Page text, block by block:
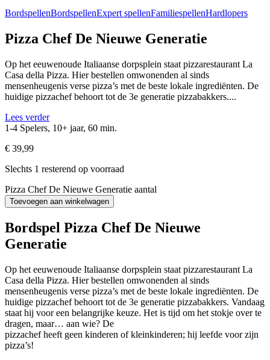
BordspellenBordspellenExpert spellenFamiliespellenHardlopers
Pizza Chef De Nieuwe Generatie
Op het eeuwenoude Italiaanse dorpsplein staat pizzarestaurant La
Casa della Pizza. Hier bestellen omwonenden al sinds
mensenheugenis verse pizza’s met de beste lokale ingrediënten. De
huidige pizzachef behoort tot de 3e generatie pizzabakkers....
Lees verder
1-4 Spelers, 10+ jaar, 60 min.
€ 39,99
Slechts 1 resterend op voorraad
Pizza Chef De Nieuwe Generatie aantal
Toevoegen aan winkelwagen
Bordspel Pizza Chef De Nieuwe
Generatie
Op het eeuwenoude Italiaanse dorpsplein staat pizzarestaurant La
Casa della Pizza. Hier bestellen omwonenden al sinds
mensenheugenis verse pizza’s met de beste lokale ingrediënten. De
huidige pizzachef behoort tot de 3e generatie pizzabakkers. Vandaag
staat hij voor een belangrijke keuze. Het is tijd om het stokje over te
dragen, maar… aan wie? De
pizzachef heeft geen kinderen of kleinkinderen; hij leefde voor zijn
pizza’s!